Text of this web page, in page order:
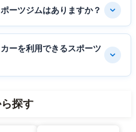
ーツジムはありますか？
ーを利用できるスポーツ
探す